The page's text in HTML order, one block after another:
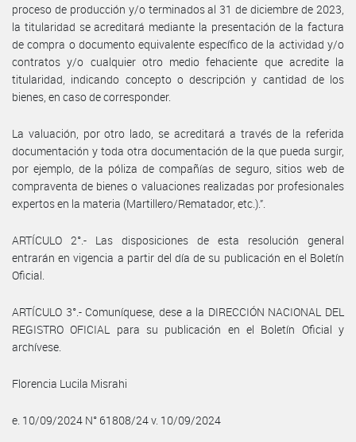
proceso de producción y/o terminados al 31 de diciembre de 2023,
la titularidad se acreditará mediante la presentación de la factura
de compra o documento equivalente específico de la actividad y/o
contratos y/o cualquier otro medio fehaciente que acredite la
titularidad, indicando concepto o descripción y cantidad de los
bienes, en caso de corresponder.
La valuación, por otro lado, se acreditará a través de la referida
documentación y toda otra documentación de la que pueda surgir,
por ejemplo, de la póliza de compañías de seguro, sitios web de
compraventa de bienes o valuaciones realizadas por profesionales
expertos en la materia (Martillero/Rematador, etc.).”.
ARTÍCULO 2°.- Las disposiciones de esta resolución general
entrarán en vigencia a partir del día de su publicación en el Boletín
Oficial.
ARTÍCULO 3°.- Comuníquese, dese a la DIRECCIÓN NACIONAL DEL
REGISTRO OFICIAL para su publicación en el Boletín Oficial y
archívese.
Florencia Lucila Misrahi
e. 10/09/2024 N° 61808/24 v. 10/09/2024